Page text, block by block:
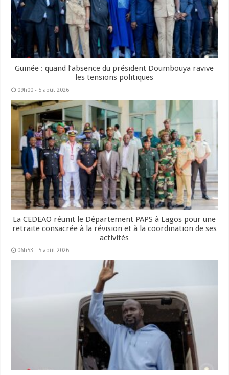
Guinée : quand l’absence du président Doumbouya ravive
les tensions politiques
09h00 - 5 août 2026
La CEDEAO réunit le Département PAPS à Lagos pour une
retraite consacrée à la révision et à la coordination de ses
activités
06h53 - 5 août 2026